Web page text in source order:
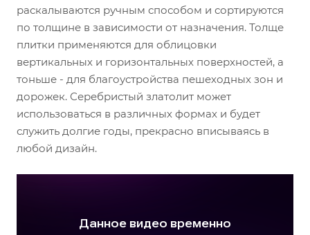
раскалываются ручным способом и сортируются
по толщине в зависимости от назначения. Толще
плитки применяются для облицовки
вертикальных и горизонтальных поверхностей, а
тоньше - для благоустройства пешеходных зон и
дорожек. Серебристый златолит может
использоваться в различных формах и будет
служить долгие годы, прекрасно вписываясь в
любой дизайн.